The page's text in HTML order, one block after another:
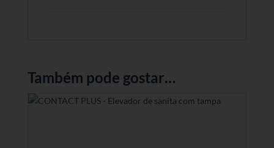
Também pode gostar…